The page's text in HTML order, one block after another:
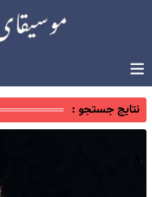
نتایج جستجو :